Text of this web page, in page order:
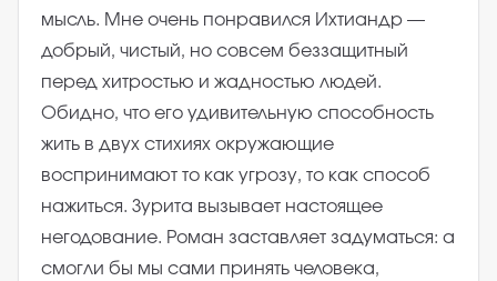
мысль. Мне очень понравился Ихтиандр —
добрый, чистый, но совсем беззащитный
перед хитростью и жадностью людей.
Обидно, что его удивительную способность
жить в двух стихиях окружающие
воспринимают то как угрозу, то как способ
нажиться. Зурита вызывает настоящее
негодование. Роман заставляет задуматься: а
смогли бы мы сами принять человека,